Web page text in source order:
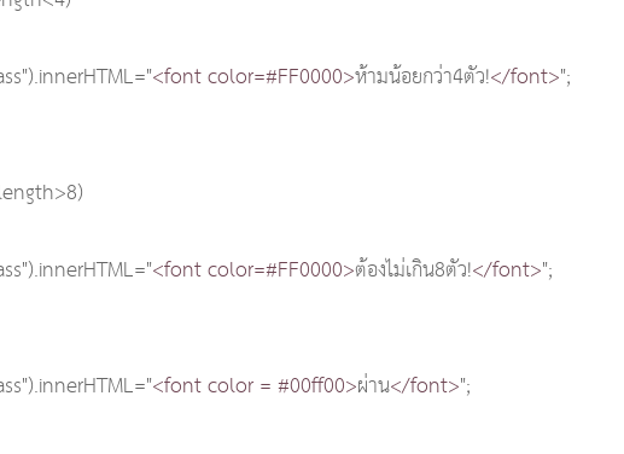
<font color=#FF0000>ห้ามน้อยกว่า4ตัว!</font>";
<font color=#FF0000>ต้องไม่เกิน8ตัว!</font>";
<font color = #00ff00>ผ่าน</font>";